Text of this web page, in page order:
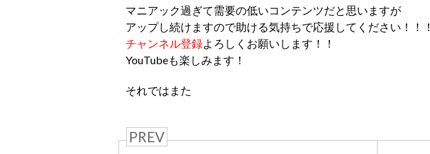
マニアック過ぎて需要の低いコンテンツだと思いますが
アップし続けますので助ける気持ちで応援してください！！！
チャンネル登録よろしくお願いします！！
YouTubeも楽しみます！
それではまた
PREV